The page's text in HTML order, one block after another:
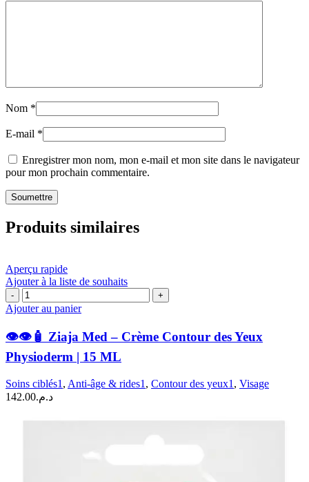
Nom *
E-mail *
Enregistrer mon nom, mon e-mail et mon site dans le navigateur
pour mon prochain commentaire.
Produits similaires
Aperçu rapide
Ajouter à la liste de souhaits
quantité
de
👁️
🧴
Ziaja
Med
–
Crème
Ajouter au panier
👁️👁️🧴 Ziaja Med – Crème Contour des Yeux
Physioderm | 15 ML
Soins ciblés1 , Anti-âge & rides1 , Contour des yeux1 , Visage
د.م.142.00